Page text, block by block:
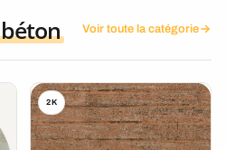
béton Voir toute la catégorie
2K